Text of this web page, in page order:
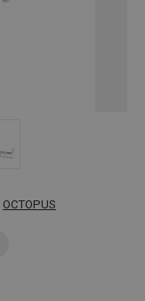
OCTOPUS